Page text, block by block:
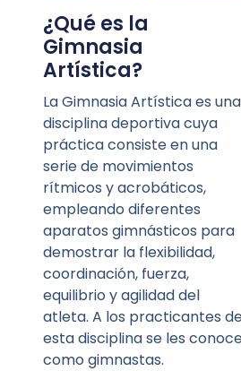
¿Qué es la
Gimnasia
Artística?
La Gimnasia Artística es una
disciplina deportiva cuya
práctica consiste en una
serie de movimientos
rítmicos y acrobáticos,
empleando diferentes
aparatos gimnásticos para
demostrar la flexibilidad,
coordinación, fuerza,
equilibrio y agilidad del
atleta. A los practicantes
esta disciplina se les
como gimnastas.